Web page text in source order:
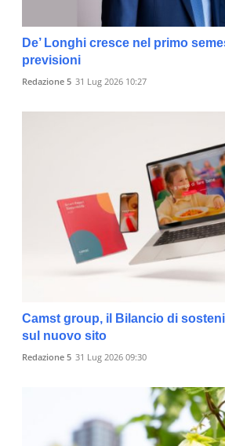
De’ Longhi cresce nel primo
previsioni
Redazione 5 31 Lug 2026 10:27
Camst group, il Bilancio di
sul nuovo sito
Redazione 5 31 Lug 2026 09:30